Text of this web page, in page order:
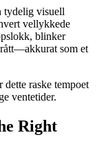
tydelig visuell
vellykkede
blinker
som et
raske tempoet
ventetider.
Right